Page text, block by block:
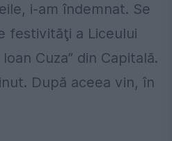
i-am îndemnat. Se
festivităţi a Liceului
Cuza” din Capitală.
După aceea vin, în